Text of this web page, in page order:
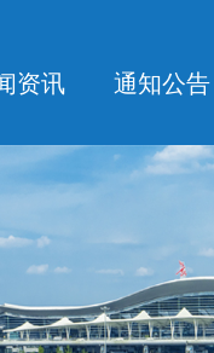
资讯 通知公告